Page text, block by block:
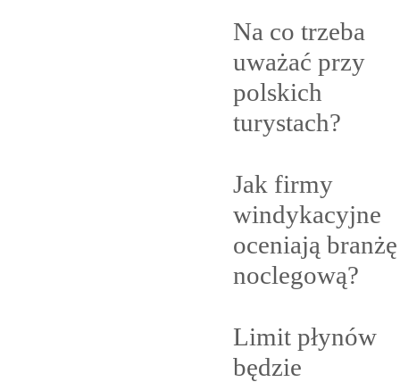
Na co trzeba
uważać przy
polskich
turystach?
Jak firmy
windykacyjne
oceniają branżę
noclegową?
Limit płynów
będzie